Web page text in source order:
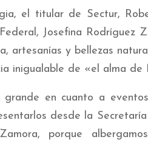
el titular de Sectur,
Josefina Rodríguez
artesanías y bellezas
inigualable de «el alma de
grande en cuanto a
desde la
porque